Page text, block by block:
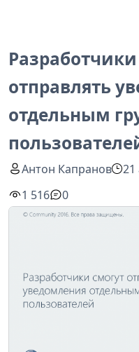
отправлять
отдельным
Антон Капранов
21
1 516
0